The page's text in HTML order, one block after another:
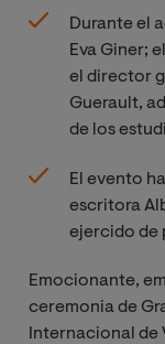
Durante el
Eva Giner;
el director
Guerault,
de los
El evento
escritora
ejercido de
Emocionante,
ceremonia de
Internacional de